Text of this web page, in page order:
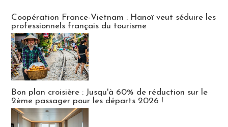
Coopération France-Vietnam : Hanoï veut séduire les
professionnels français du tourisme
Bon plan croisière : Jusqu'à 60% de réduction sur le
2ème passager pour les départs 2026 !